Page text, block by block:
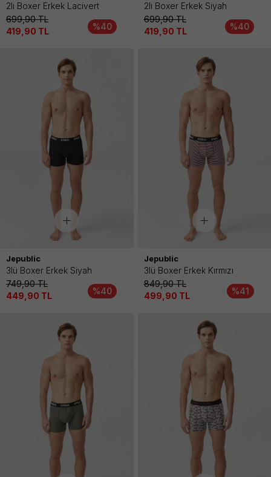
2lı Boxer Erkek Lacivert
699,90TL
419,90 TL %40
2lı Boxer Erkek Siyah
699,90TL
419,90 TL %40
Jepublic
3lü Boxer Erkek Siyah
749,90TL
449,90 TL %40
Jepublic
3lü Boxer Erkek Kırmızı
849,90TL
499,90 TL %41